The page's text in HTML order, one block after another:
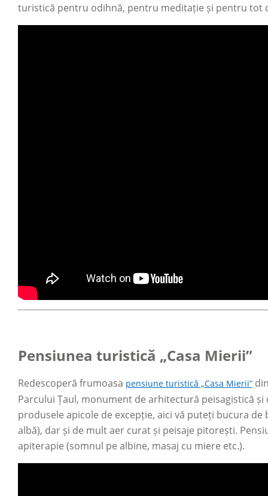
turistică pentru odihnă, pentru meditație și pentru tot
Pensiunea turistică „Casa Mierii”
Redescoperă frumoasa pensiune turistică „Casa Mierii”
Parcului Țaul, monument de arhitectură peisagistică
produsele apicole de excepție, aici vă puteți bucura
albă), dar și de mult aer curat și peisaje pitorești.
apiterapie (somnul pe albine, masaj cu miere etc.).